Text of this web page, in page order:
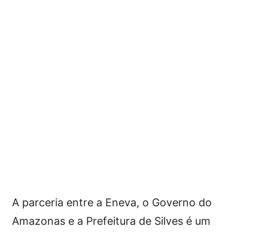
A parceria entre a Eneva, o Governo do
Amazonas e a Prefeitura de Silves é um